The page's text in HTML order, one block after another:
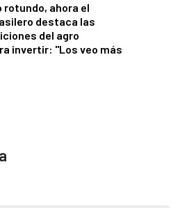
rotundo, ahora el
destaca las
del agro
invertir: "Los veo más